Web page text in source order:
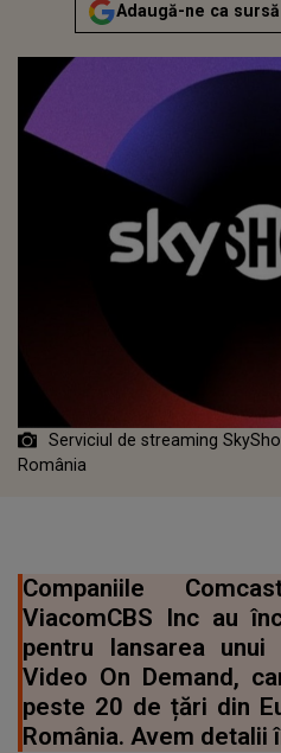
Adaugă-ne ca
Serviciul de streaming
România
Companiile
ViacomCBS Inc au
pentru lansarea
Video On Demand,
peste 20 de țări din
România. Avem detalii